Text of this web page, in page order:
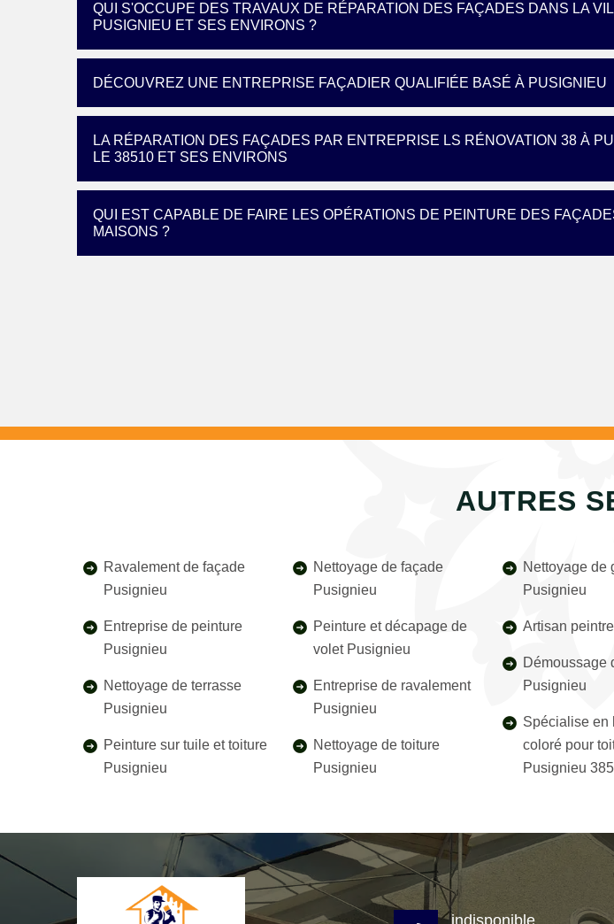
QUI S'OCCUPE DES TRAVAUX DE RÉPARATION DES FAÇADES DANS LA
PUSIGNIEU ET SES ENVIRONS ?
DÉCOUVREZ UNE ENTREPRISE FAÇADIER QUALIFIÉE BASÉ À PUSIGNIEU
LA RÉPARATION DES FAÇADES PAR ENTREPRISE LS RÉNOVATION 38 À
LE 38510 ET SES ENVIRONS
QUI EST CAPABLE DE FAIRE LES OPÉRATIONS DE PEINTURE DES
MAISONS ?
AUTRES
Ravalement de façade
Pusignieu
Entreprise de peinture
Pusignieu
Nettoyage de terrasse
Pusignieu
Peinture sur tuile et toiture
Pusignieu
Nettoyage de façade
Pusignieu
Peinture et décapage de
volet Pusignieu
Entreprise de ravalement
Pusignieu
Nettoyage de toiture
Pusignieu
Nettoyage de
Pusignieu
Artisan
Démoussage
Pusignieu
Spécialise en
coloré pour
Pusignieu
indisponible